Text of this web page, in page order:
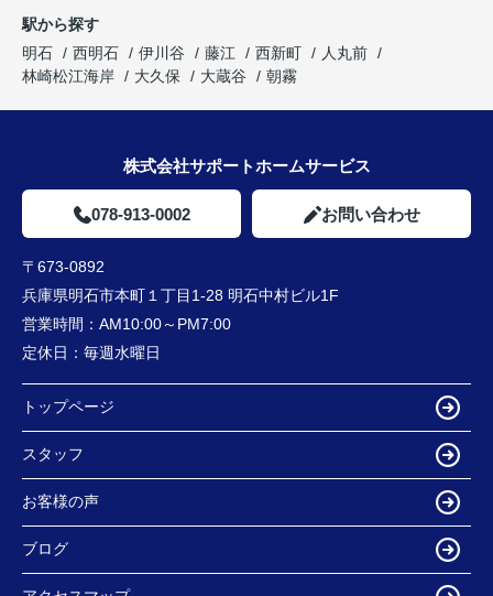
駅から探す
明石
西明石 伊川谷 藤江 西新町
人丸前
林崎松江海岸
大久保 大蔵谷 朝霧
株式会社サポートホームサービス
078-913-0002 お問い合わせ
〒673-0892
兵庫県明石市本町１丁目1-28 明石中村ビル1F
営業時間： AM10:00～PM7:00
定休日： 毎週水曜日
トップページ
スタッフ
お客様の声
ブログ